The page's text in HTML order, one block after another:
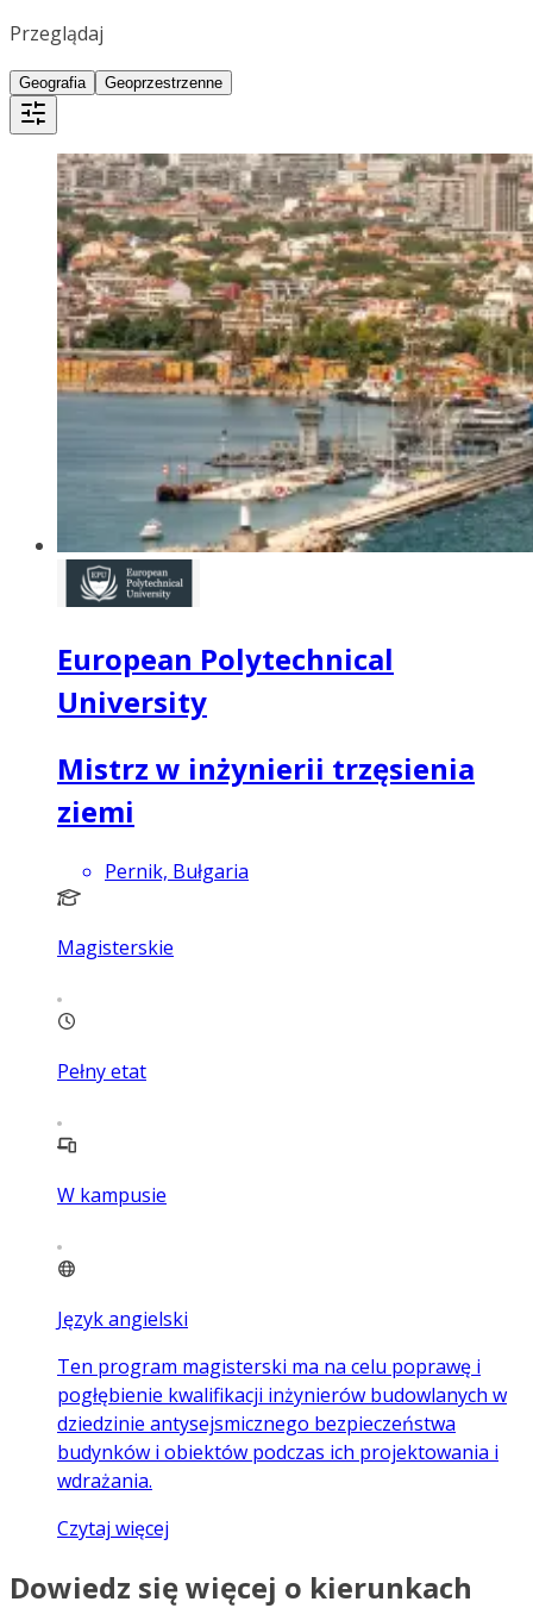
Przeglądaj
Geografia Geoprzestrzenne
European Polytechnical
University
Mistrz w inżynierii trzęsienia
ziemi
Pernik, Bułgaria
Magisterskie
Pełny etat
W kampusie
Język angielski
Ten program magisterski ma na celu poprawę i
pogłębienie kwalifikacji inżynierów budowlanych w
dziedzinie antysejsmicznego bezpieczeństwa
budynków i obiektów podczas ich projektowania i
wdrażania.
Czytaj więcej
Dowiedz się więcej o kierunkach